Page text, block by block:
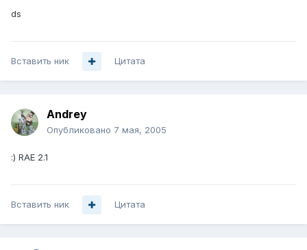
ds
Вставить ник Цитата
Andrey
Опубликовано 7 мая, 2005
:) RAE 2.1
Вставить ник Цитата